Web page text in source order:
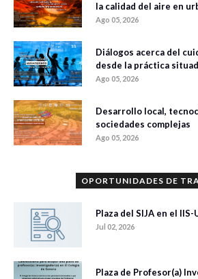
la calidad del aire en
Ago 05, 2026
Diálogos acerca del
desde la práctica
Ago 05, 2026
Desarrollo local,
sociedades complejas
Ago 05, 2026
OPORTUNIDADES DE
Plaza del SIJA en el IIS-
Jul 02, 2026
Plaza de Profesor(a)